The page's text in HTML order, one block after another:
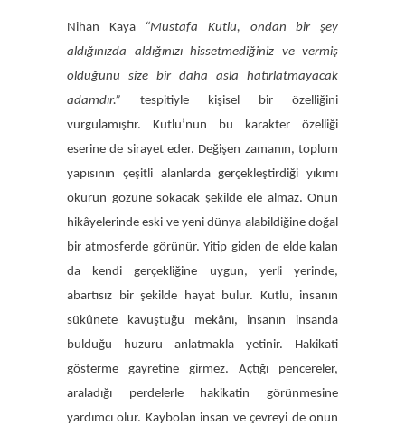
Nihan Kaya
“Mustafa Kutlu, ondan bir şey
aldığınızda aldığınızı hissetmediğiniz ve vermiş
olduğunu size bir daha asla hatırlatmayacak
adamdır.” tespitiyle kişisel bir özelliğini
vurgulamıştır. Kutlu’nun bu karakter özelliği
eserine de sirayet eder. Değişen zamanın, toplum
yapısının çeşitli alanlarda gerçekleştirdiği yıkımı
okurun gözüne sokacak şekilde ele almaz. Onun
hikâyelerinde eski ve yeni dünya alabildiğine doğal
bir atmosferde görünür. Yitip giden de elde kalan
da kendi gerçekliğine uygun, yerli yerinde,
abartısız bir şekilde hayat bulur. Kutlu, insanın
sükûnete kavuştuğu mekânı, insanın insanda
bulduğu huzuru anlatmakla yetinir. Hakikati
gösterme gayretine girmez. Açtığı pencereler,
araladığı perdelerle hakikatin görünmesine
yardımcı olur. Kaybolan insan ve çevreyi de onun